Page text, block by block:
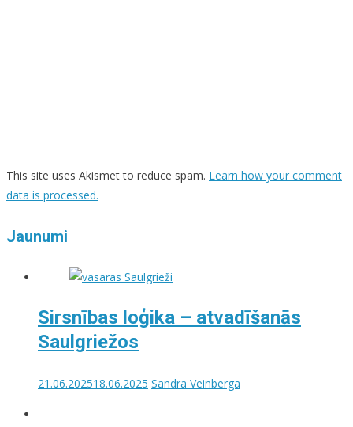
This site uses Akismet to reduce spam. Learn how your comment
data is processed.
Jaunumi
Sirsnības loģika – atvadīšanās
Saulgriežos
21.06.202518.06.2025 Sandra Veinberga